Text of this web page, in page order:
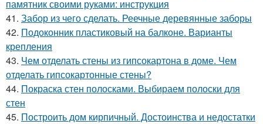
памятник своими руками: инструкция
41. Забор из чего сделать. Реечные деревянные заборы
42. Подоконник пластиковый на балконе. Варианты
крепления
43. Чем отделать стены из гипсокартона в доме. Чем
отделать гипсокартонные стены?
44. Покраска стен полосками. Выбираем полоски для
стен
45. Построить дом кирпичный. Достоинства и недостатки